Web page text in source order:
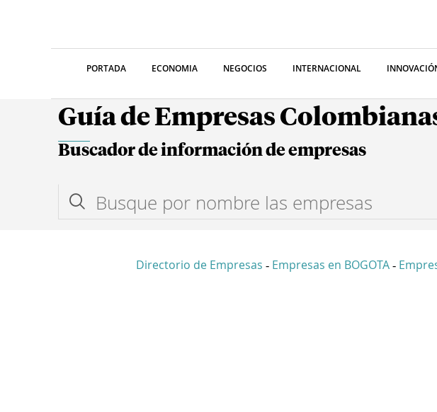
PORTADA ECONOMIA NEGOCIOS INTERNACIONAL
Guía de Empresas
Buscador de información de empresas
Directorio de Empresas - Empresas en BOGOTA -